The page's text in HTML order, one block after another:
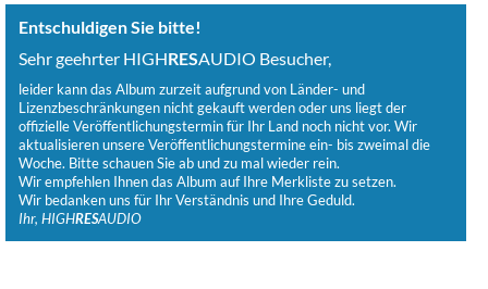
Entschuldigen Sie bitte!
Sehr geehrter HIGHRESAUDIO Besucher,
leider kann das Album zurzeit aufgrund von Länder- und
Lizenzbeschränkungen nicht gekauft werden oder uns liegt der
offizielle Veröffentlichungstermin für Ihr Land noch nicht vor. Wir
aktualisieren unsere Veröffentlichungstermine ein- bis zweimal die
Woche. Bitte schauen Sie ab und zu mal wieder rein.
Wir empfehlen Ihnen das Album auf Ihre Merkliste zu setzen.
Wir bedanken uns für Ihr Verständnis und Ihre Geduld.
Ihr, HIGHRESAUDIO